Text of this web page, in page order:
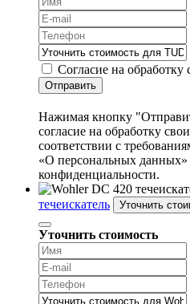
Согласие на
Отправить
Нажимая кнопку
согласие на обработку
соответствии с
«О персональных
конфиденциальности.
течеискатель
Уточнить
Уточнить стоимость